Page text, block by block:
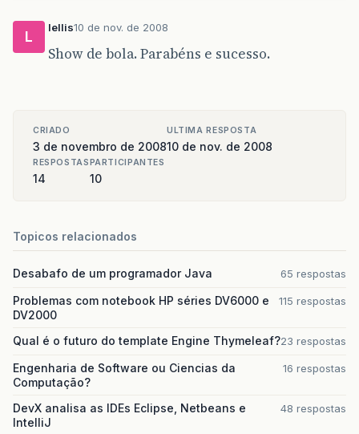
L
lellis10 de nov. de 2008
Show de bola. Parabéns e sucesso.
CRIADO
3 de novembro de 2008
ULTIMA RESPOSTA
10 de nov. de 2008
RESPOSTAS
14
PARTICIPANTES
10
Topicos relacionados
Desabafo de um programador Java 65 respostas
Problemas com notebook HP séries DV6000 e
DV2000
115 respostas
Qual é o futuro do template Engine Thymeleaf?23 respostas
Engenharia de Software ou Ciencias da
Computação?
16 respostas
DevX analisa as IDEs Eclipse, Netbeans e
IntelliJ
48 respostas